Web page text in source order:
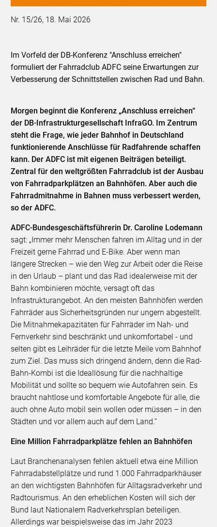
Nr. 15/26, 18. Mai 2026
Im Vorfeld der DB-Konferenz "Anschluss erreichen"
formuliert der Fahrradclub ADFC seine Erwartungen zur
Verbesserung der Schnittstellen zwischen Rad und Bahn.
Morgen beginnt die Konferenz „Anschluss erreichen“
der DB-Infrastrukturgesellschaft InfraGO. Im Zentrum
steht die Frage, wie jeder Bahnhof in Deutschland
funktionierende Anschlüsse für Radfahrende schaffen
kann. Der ADFC ist mit eigenen Beiträgen beteiligt.
Zentral für den weltgrößten Fahrradclub ist der Ausbau
von Fahrradparkplätzen an Bahnhöfen. Aber auch die
Fahrradmitnahme in Bahnen muss verbessert werden,
so der ADFC.
ADFC-Bundesgeschäftsführerin Dr. Caroline Lodemann
sagt: „Immer mehr Menschen fahren im Alltag und in der
Freizeit gerne Fahrrad und E-Bike. Aber wenn man
längere Strecken – wie den Weg zur Arbeit oder die Reise
in den Urlaub – plant und das Rad idealerweise mit der
Bahn kombinieren möchte, versagt oft das
Infrastrukturangebot. An den meisten Bahnhöfen werden
Fahrräder aus Sicherheitsgründen nur ungern abgestellt.
Die Mitnahmekapazitäten für Fahrräder im Nah- und
Fernverkehr sind beschränkt und unkomfortabel - und
selten gibt es Leihräder für die letzte Meile vom Bahnhof
zum Ziel. Das muss sich dringend ändern, denn die Rad-
Bahn-Kombi ist die Ideallösung für die nachhaltige
Mobilität und sollte so bequem wie Autofahren sein. Es
braucht nahtlose und komfortable Angebote für alle, die
auch ohne Auto mobil sein wollen oder müssen – in den
Städten und vor allem auch auf dem Land.“
Eine Million Fahrradparkplätze fehlen an Bahnhöfen
Laut Branchenanalysen fehlen aktuell etwa eine Million
Fahrradabstellplätze und rund 1.000 Fahrradparkhäuser
an den wichtigsten Bahnhöfen für Alltagsradverkehr und
Radtourismus. An den erheblichen Kosten will sich der
Bund laut Nationalem Radverkehrsplan beteiligen.
Allerdings war beispielsweise das im Jahr 2023